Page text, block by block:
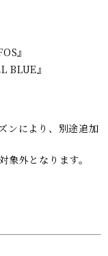
』
BLUE』
ンにより、別途追加
外となります。